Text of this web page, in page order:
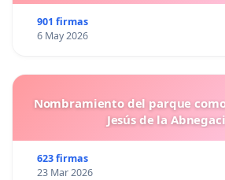
901 firmas
6 May 2026
Nombramiento del parque
Jesús de la
623 firmas
23 Mar 2026